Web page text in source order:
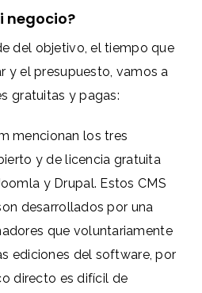
negocio?
del objetivo, el tiempo que
y el presupuesto, vamos a
gratuitas y pagas:
mencionan los tres
y de licencia gratuita
y Drupal. Estos CMS
desarrollados por una
que voluntariamente
ediciones del software, por
directo es difícil de